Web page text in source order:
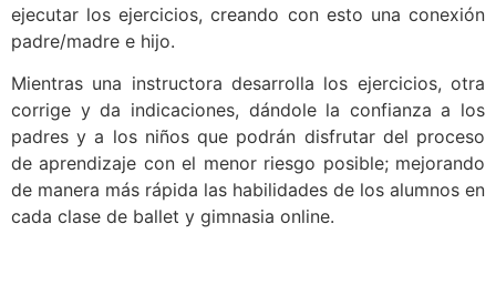
ejecutar los ejercicios, creando con esto una conexión
padre/madre e hijo.
Mientras una instructora desarrolla los ejercicios, otra
corrige y da indicaciones, dándole la confianza a los
padres y a los niños que podrán disfrutar del proceso
de aprendizaje con el menor riesgo posible; mejorando
de manera más rápida las habilidades de los alumnos en
cada clase de ballet y gimnasia online.